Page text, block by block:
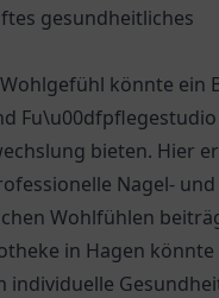
gesundheitliches
könnte ein
bieten. Hier
Nagel-
Wohlfühlen
in Hagen
individuelle